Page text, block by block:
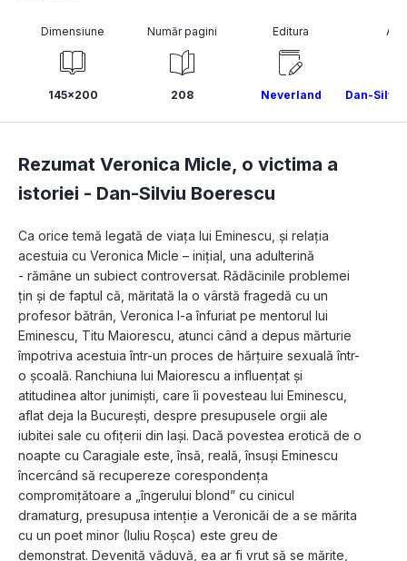
Dimensiune
145x200
Număr pagini
208
Editura
Neverland Dan-
Rezumat Veronica Micle, o victima a
istoriei - Dan-Silviu Boerescu
Ca orice temă legată de viața lui Eminescu, și relația
acestuia cu Veronica Micle – inițial, una adulterină
- rămâne un subiect controversat. Rădăcinile problemei
țin și de faptul că, măritată la o vârstă fragedă cu un
profesor bătrân, Veronica l-a înfuriat pe mentorul lui
Eminescu, Titu Maiorescu, atunci când a depus mărturie
împotriva acestuia într-un proces de hărțuire sexuală într-
o școală. Ranchiuna lui Maiorescu a influențat și
atitudinea altor junimiști, care îi povesteau lui Eminescu,
aflat deja la București, despre presupusele orgii ale
iubitei sale cu ofițerii din Iași. Dacă povestea erotică de o
noapte cu Caragiale este, însă, reală, însuși Eminescu
încercând să recupereze corespondența
compromițătoare a „îngerului blond” cu cinicul
dramaturg, presupusa intenție a Veronicăi de a se mărita
cu un poet minor (Iuliu Roșca) este greu de
demonstrat. Devenită văduvă, ea ar fi vrut să se mărite,